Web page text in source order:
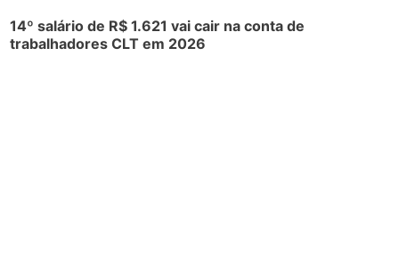
14º salário de R$ 1.621 vai cair na conta de
trabalhadores CLT em 2026